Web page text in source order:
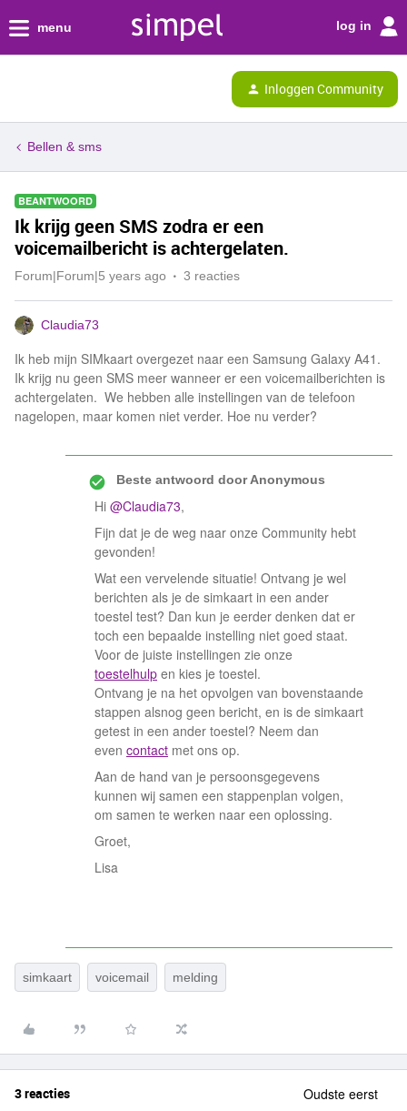
menu log in
Inloggen Community
Bellen & sms
BEANTWOORD
Ik krijg geen SMS zodra er een
voicemailbericht is achtergelaten.
Forum|Forum|5 years ago 3 reacties
Claudia73
Ik heb mijn SIMkaart overgezet naar een Samsung Galaxy A41.
Ik krijg nu geen SMS meer wanneer er een voicemailberichten is
achtergelaten. We hebben alle instellingen van de telefoon
nagelopen, maar komen niet verder. Hoe nu verder?
Beste antwoord doorAnonymous
Hi @Claudia73,
Fijn dat je de weg naar onze Community hebt
gevonden!
Wat een vervelende situatie! Ontvang je wel
berichten als je de simkaart in een ander
toestel test? Dan kun je eerder denken dat er
toch een bepaalde instelling niet goed staat.
Voor de juiste instellingen zie onze
toestelhulp en kies je toestel.
Ontvang je na het opvolgen van bovenstaande
stappen alsnog geen bericht, en is de simkaart
getest in een ander toestel? Neem dan
even contact met ons op.
Aan de hand van je persoonsgegevens
kunnen wij samen een stappenplan volgen,
om samen te werken naar een oplossing.
Groet,
Lisa
simkaart voicemail melding
3 reacties Oudste eerst